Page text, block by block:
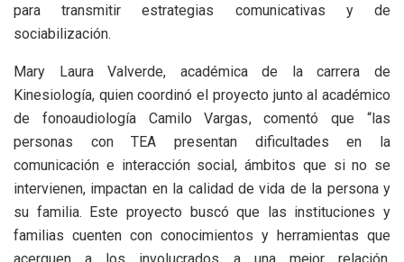
para transmitir estrategias comunicativas y de
sociabilización.
Mary Laura Valverde, académica de la carrera de
Kinesiología, quien coordinó el proyecto junto al académico
de fonoaudiología Camilo Vargas, comentó que “las
personas con TEA presentan dificultades en la
comunicación e interacción social, ámbitos que si no se
intervienen, impactan en la calidad de vida de la persona y
su familia. Este proyecto buscó que las instituciones y
familias cuenten con conocimientos y herramientas que